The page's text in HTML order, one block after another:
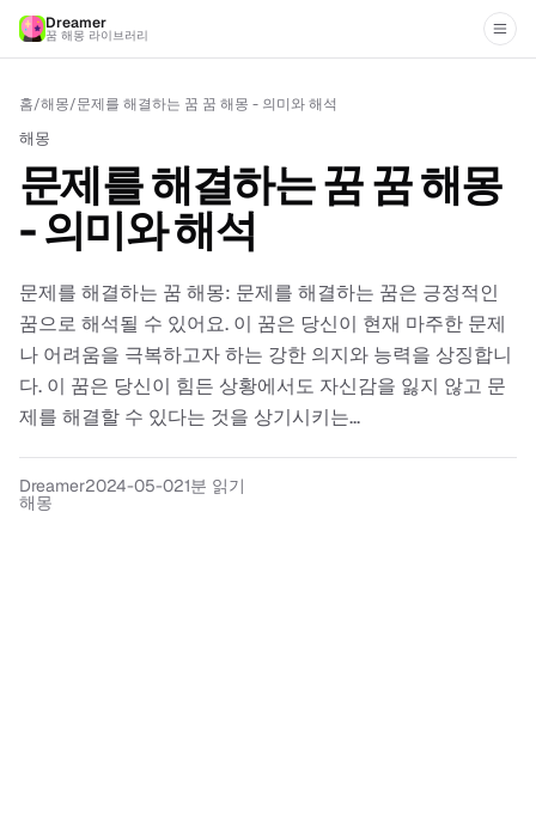
Dreamer
꿈 해몽 라이브러리
홈/해몽/문제를 해결하는 꿈 꿈 해몽 - 의미와 해석
해몽
문제를 해결하는 꿈 꿈 해몽
- 의미와 해석
문제를 해결하는 꿈 해몽: 문제를 해결하는 꿈은 긍정적인
꿈으로 해석될 수 있어요. 이 꿈은 당신이 현재 마주한 문제
나 어려움을 극복하고자 하는 강한 의지와 능력을 상징합니
다. 이 꿈은 당신이 힘든 상황에서도 자신감을 잃지 않고 문
제를 해결할 수 있다는 것을 상기시키는...
Dreamer2024-05-021분 읽기
해몽